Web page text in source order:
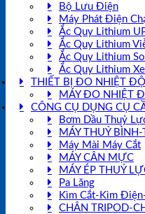
Bộ Lưu Điện
Máy Phát Điện
Ắc Quy Lithium
Ắc Quy Lithium
Ắc Quy Lithium
Ắc Quy Lithium
THIẾT BỊ ĐO NHIỆT
MÁY ĐO NHIỆT
CÔNG CỤ DỤNG CỤ
Bơm Dầu Thuỷ
MÁY THUỶ
Máy Mài Máy Cắt
MÁY CÂN MỰC
MÁY ÉP THUỶ
Pa Lăng
Kìm Cắt-Kìm
CHÂN TRIPOD-